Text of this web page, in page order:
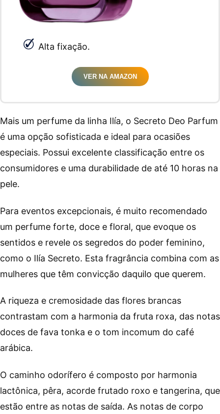
Alta fixação.
VER NA AMAZON
Mais um perfume da linha Ilía, o Secreto Deo Parfum
é uma opção sofisticada e ideal para ocasiões
especiais. Possui excelente classificação entre os
consumidores e uma durabilidade de até 10 horas na
pele.
Para eventos excepcionais, é muito recomendado
um perfume forte, doce e floral, que evoque os
sentidos e revele os segredos do poder feminino,
como o Ilía Secreto. Esta fragrância combina com as
mulheres que têm convicção daquilo que querem.
A riqueza e cremosidade das flores brancas
contrastam com a harmonia da fruta roxa, das notas
doces de fava tonka e o tom incomum do café
arábica.
O caminho odorífero é composto por harmonia
lactônica, pêra, acorde frutado roxo e tangerina, que
estão entre as notas de saída. As notas de corpo